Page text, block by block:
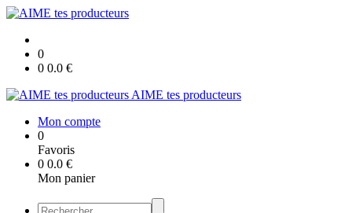
0
0 0.0 €
AIME tes producteurs
Mon compte
0
Favoris
0 0.0 €
Mon panier